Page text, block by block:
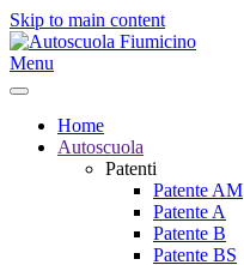
Skip to main content
Menu
Home
Autoscuola
Patenti
Patente AM
Patente A
Patente B
Patente BS